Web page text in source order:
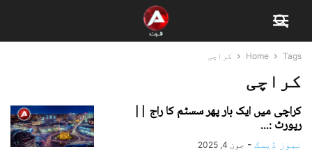
Home Tags کراچی
کراچی
کراچی میں ایک بار پھر سسٹم کا راج ||
رپورٹ :...
نیوز ڈیسک - جون 4, 2025